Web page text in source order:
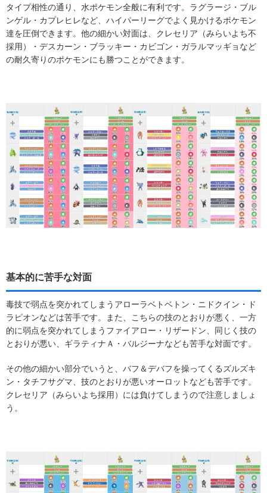
タイプ相性の通り、水ポケモン全般に有利です。ラグラージ・ブル
ンゲル・カプレヒレなど、ハイパーリーグでよく見かけるポケモン
達を圧倒できます。他の細かい対面は、クレセリア（みらいよち不
採用）・デスカーン・ブラッキー・カビゴン・ガラルマッギョなど
の耐久寄りのポケモンにも勝つことができます。
基本的に苦手な対面
毒技で弱点を突かれてしまうアローラベトベトン・ニドクイン・ド
ラピオンなどは苦手です。また、こちらの技のとおりが悪く、一方
的に弱点を突かれてしまうファイアロー・リザードン、同じく技の
とおりが悪い、ギラティナＡ・バルジーナなども苦手な対面です。
その他の細かい部分でいうと、バフ＆デバフを操ってくるズルズキ
ン・タチフサグマ、技のとおりが悪いオーロットなども苦手です。
クレセリア（みらいよち採用）には負けてしまうので注意しましょ
う。